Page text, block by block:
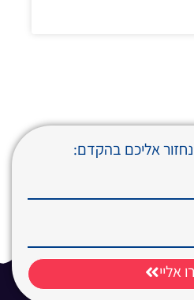
אליכם בהקדם:
אליי